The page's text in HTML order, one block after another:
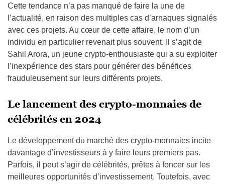
Cette tendance n’a pas manqué de faire la une de
l’actualité, en raison des multiples cas d’arnaques signalés
avec ces projets. Au cœur de cette affaire, le nom d’un
individu en particulier revenait plus souvent. Il s’agit de
Sahil Arora, un jeune crypto-enthousiaste qui a su exploiter
l’inexpérience des stars pour générer des bénéfices
frauduleusement sur leurs différents projets.
Le lancement des crypto-monnaies de
célébrités en 2024
Le développement du marché des crypto-monnaies incite
davantage d’investisseurs à y faire leurs premiers pas.
Parfois, il peut s’agir de célébrités, prêtes à foncer sur les
meilleures opportunités d’investissement. Toutefois, avec